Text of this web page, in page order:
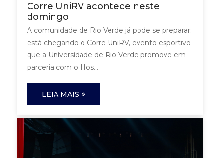
Corre UniRV acontece neste
domingo
A comunidade de Rio Verde já pode se preparar:
está chegando o Corre UniRV, evento esportivo
que a Universidade de Rio Verde promove em
parceria com o Hos...
LEIA MAIS